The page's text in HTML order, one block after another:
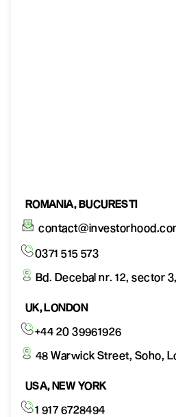
ROMANIA, BUCURESTI
0371 515 573
Bd. Decebal nr. 12, sector
UK, LONDON
+44 20 39961926
48 Warwick Street, Soho,
USA, NEW YORK
1 917 6728494